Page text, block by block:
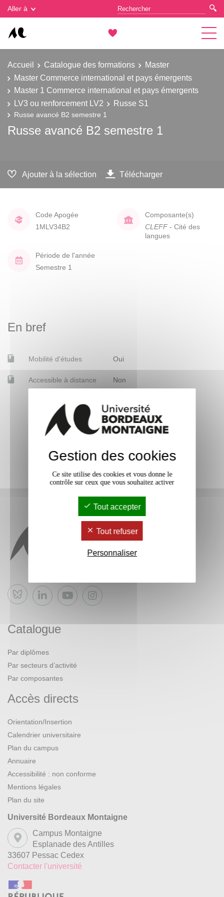
Aller à
Accueil Catalogue des formations
Master
Master Commerce international et pays émergents
Master 1 Commerce international et pays émergents
LV3 ou renforcement LV2
Russe S1
Russe avancé B2 semestre 1
Russe avancé B2 semestre 1
Ajouter à la sélection Télécharger
Code Apogée
1MLV34B2
Composante(s)
CLEFF - Cité des
langues
Période de l'année
Semestre 1
En bref
Mobilité d'études Oui
Accessible à distance Non
Bluesky
Catalogue
Par diplômes
Par secteurs d’activité
Par composantes
Accès directs
Orientation/Insertion
Calendrier universitaire
Plan du campus
Annuaire
Accessibilité : non conforme
Mentions légales
Plan du site
Université Bordeaux Montaigne
Campus Montaigne
Esplanade des Antilles
33607 Pessac Cedex
Contacter l'université
Gestion des cookies
Gestion des cookies
Ce site utilise des cookies et vous donne le
contrôle sur ceux que vous souhaitez activer
Tout accepter
Tout refuser
Personnaliser